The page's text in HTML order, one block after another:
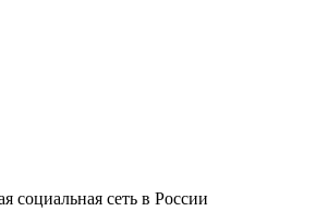
социальная сеть в России